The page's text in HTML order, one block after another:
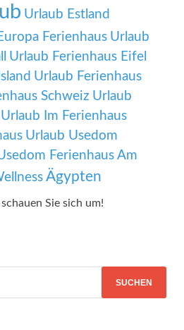
Urlaub Estland
Ferienhaus Urlaub
Urlaub Ferienhaus Eifel
Urlaub Ferienhaus
Schweiz Urlaub
Urlaub Im Ferienhaus
Urlaub Usedom
Ferienhaus Am
Ägypten
Sie sich um!